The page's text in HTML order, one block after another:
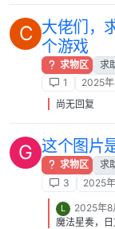
C 大佬们，
个游戏
求物区
求
1
2025
尚无回复
G 这个图片
求物区 求
3
2025
L
2025年8
魔法星奏，